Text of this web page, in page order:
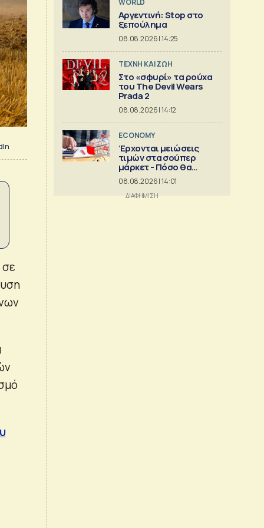
WORLD
Αργεντινή: Stop στο
ξεπούλημα
08.08.2026 | 14:25
TΕΧΝΗ ΚΑΙ ΖΩΗ
Στο «σφυρί» τα ρούχα
του The Devil Wears
Prada 2
08.08.2026 | 14:12
ECONOMY
Έρχονται μειώσεις
τιμών στα σούπερ
μάρκετ - Πόσο θα
πέσουν
08.08.2026 | 14:01